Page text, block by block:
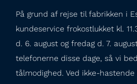
På grund af rejse til fabrikken i
kundeservice frokostlukket kl.
d. 6. august og fredag d. 7.
telefonerne disse dage, så vi
tålmodighed. Ved ikke-